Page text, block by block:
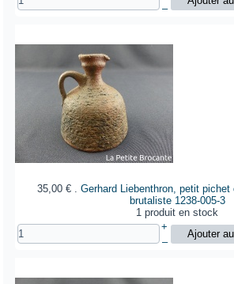
–
35,00 €
Gerhard Liebenthron, petit
brutaliste 1238-005-3
1 produit en stock
+
–